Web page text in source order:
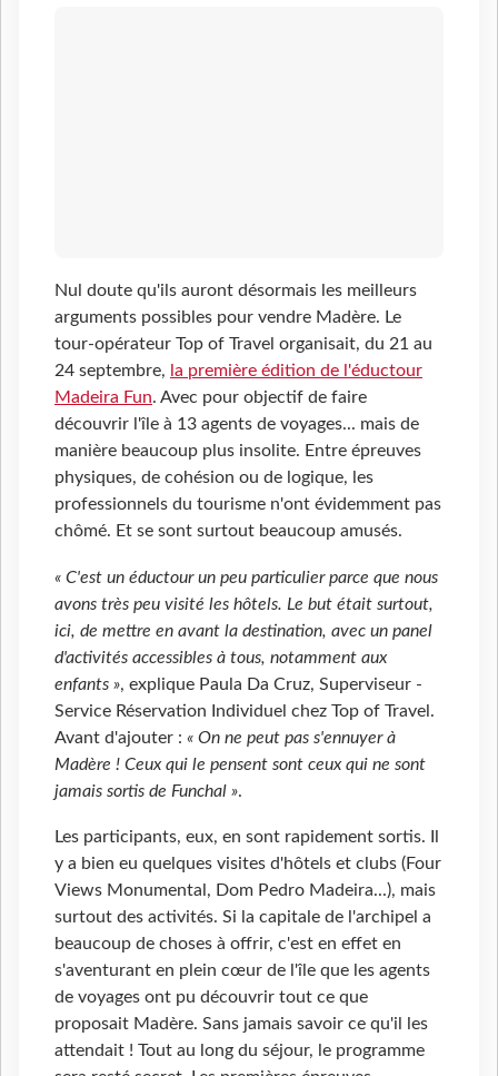
Nul doute qu'ils auront désormais les meilleurs
arguments possibles pour vendre Madère. Le
tour-opérateur Top of Travel organisait, du 21 au
24 septembre, la première édition de l'éductour
Madeira Fun. Avec pour objectif de faire
découvrir l'île à 13 agents de voyages... mais de
manière beaucoup plus insolite. Entre épreuves
physiques, de cohésion ou de logique, les
professionnels du tourisme n'ont évidemment pas
chômé. Et se sont surtout beaucoup amusés.
« C'est un éductour un peu particulier parce que nous
avons très peu visité les hôtels. Le but était surtout,
ici, de mettre en avant la destination, avec un panel
d'activités accessibles à tous, notamment aux
enfants », explique Paula Da Cruz, Superviseur -
Service Réservation Individuel chez Top of Travel.
Avant d'ajouter : « On ne peut pas s'ennuyer à
Madère ! Ceux qui le pensent sont ceux qui ne sont
jamais sortis de Funchal ».
Les participants, eux, en sont rapidement sortis. Il
y a bien eu quelques visites d'hôtels et clubs (Four
Views Monumental, Dom Pedro Madeira...), mais
surtout des activités. Si la capitale de l'archipel a
beaucoup de choses à offrir, c'est en effet en
s'aventurant en plein cœur de l'île que les agents
de voyages ont pu découvrir tout ce que
proposait Madère. Sans jamais savoir ce qu'il les
attendait ! Tout au long du séjour, le programme